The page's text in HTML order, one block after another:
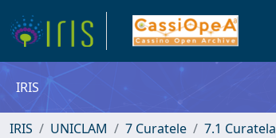
IRIS
IRIS UNICLAM 7 Curatele 7.1 Curatela